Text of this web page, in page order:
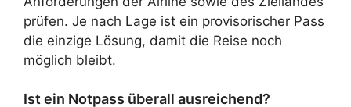
prüfen. Je nach Lage ist ein provisorischer Pass
die einzige Lösung, damit die Reise noch
möglich bleibt.
Ist ein Notpass überall ausreichend?